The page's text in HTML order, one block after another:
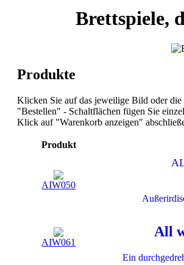
Brettspiele,
Produkte
Klicken Sie auf das jeweilige Bild oder
"Bestellen" - Schaltflächen fügen Sie
Klick auf "Warenkorb anzeigen"
Produkt
AIW050
AIW061
All
Ein